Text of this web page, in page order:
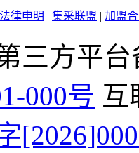
法律申明 | 集采联盟 | 加盟
三方平
000号 互